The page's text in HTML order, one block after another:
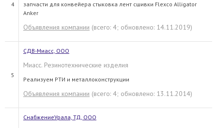
4
запчасти для конвейера стыковка лент сшивки Flexco Alligator
Anker
Объявления компании (всего: 4; обновлено: 14.11.2019)
5
СДВ-Миасс, ООО
Миасс. Резинотехнические изделия
Реализуем РТИ и металлоконструкции
Объявления компании (всего: 4; обновлено: 13.11.2014)
СнабжениеУрала, ТД, ООО